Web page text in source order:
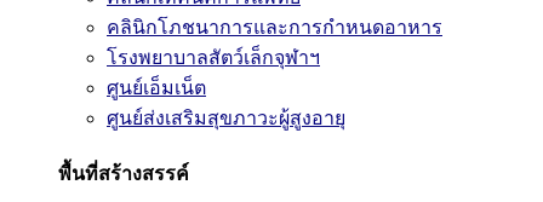
คลินิกโภชนาการและการกำหนดอาหาร
โรงพยาบาลสัตว์เล็กจุฬาฯ
ศูนย์เอ็มเน็ต
ศูนย์ส่งเสริมสุขภาวะผู้สูงอายุ
พื้นที่สร้างสรรค์